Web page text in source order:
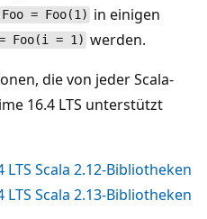
= Foo(1) in einigen
Foo(i = 1) werden.
die von jeder Scala-
16.4 LTS unterstützt
Scala 2.12-Bibliotheken
Scala 2.13-Bibliotheken